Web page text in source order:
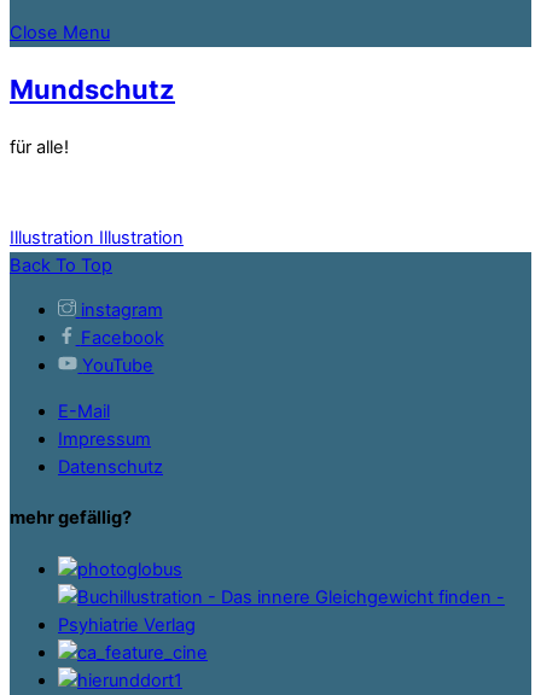
Close Menu
Mundschutz
für alle!
Illustration Illustration
Back To Top
instagram
Facebook
YouTube
E-Mail
Impressum
Datenschutz
mehr gefällig?